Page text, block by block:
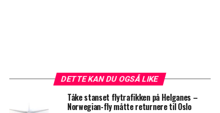
DETTE KAN DU OGSÅ LIKE
Tåke stanset flytrafikken på Helganes –
Norwegian-fly måtte returnere til Oslo